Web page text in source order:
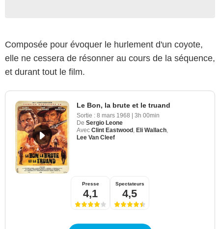
Composée pour évoquer le hurlement d'un coyote,
elle ne cessera de résonner au cours de la séquence,
et durant tout le film.
Le Bon, la brute et le truand
Sortie : 8 mars 1968 | 3h 00min
De Sergio Leone
Avec Clint Eastwood Eli Wallach
Lee Van Cleef
Presse
4,1
Spectateurs
4,5